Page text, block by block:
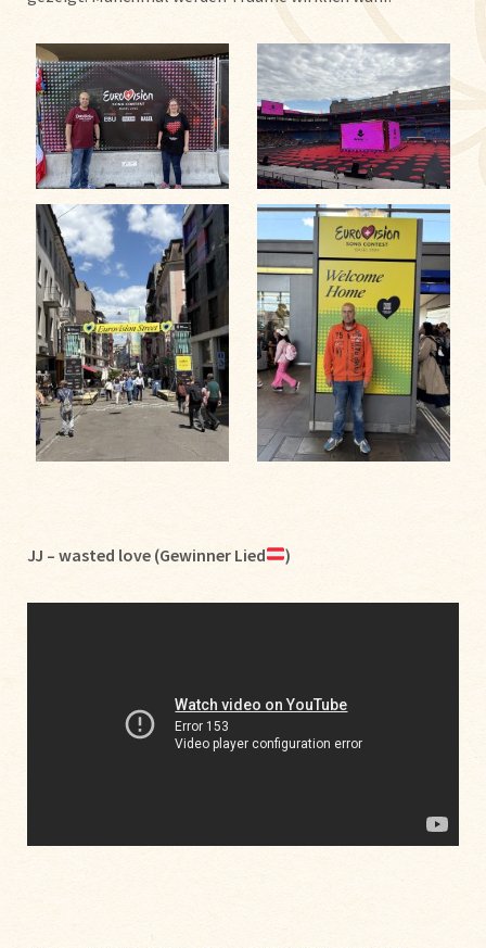
JJ – wasted love (Gewinner Lied )